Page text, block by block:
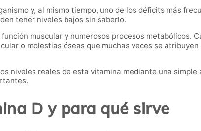
y, al mismo tiempo, uno de los déficits más
tener niveles bajos sin saberlo.
muscular y numerosos procesos metabólicos.
o molestias óseas que muchas veces se
niveles reales de esta vitamina mediante una
D y para qué sirve